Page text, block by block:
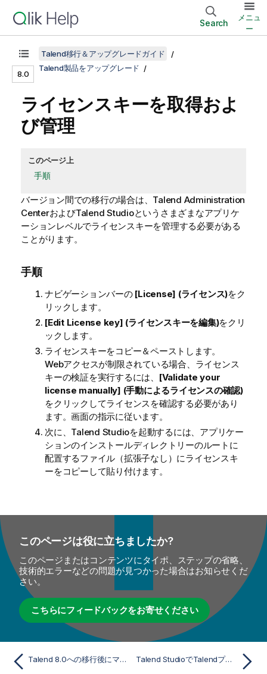
Search
メニュ
ー
8.0
Talend移行＆アップグレードガイド
Talend製品をアップグレード
ライセンスキーを取得およ
び管理
このページ上
手順
バージョン間での移行の場合は、 Talend Administration
CenterおよびTalend Studioというさまざまなアプリケ
ーションレベルでライセンスキーを管理する必要がある
ことがります。
手順
ナビゲーションバーの [License] (ライセンス)をク
リックします。
[Edit License key] (ライセンスキーを編集)をクリ
ックします。
ライセンスキーをコピー＆ペーストします。
Webアクセスが制限されている場合、ライセンス
キーの検証を実行するには、 [Validate your
license manually] (手動によるライセンスの確認)
をクリックしてライセンスを確認する必要があり
ます。画面の指示に従います。
次に、 Talend Studioを起動するには、アプリケー
ションのインストールディレクトリーのルートに
配置するファイル（拡張子なし）にライセンスキ
ーをコピーして貼り付けます。
このページは役に立ちましたか?
このページまたはコンテンツにタイポ、ステップの省略、
技術的エラーなどの問題が見つかった場合はお知らせくだ
さい。
こちらにフィードバックをお寄せください
Talend 8.0への移行後にマスターキーをローテーション化 Talend StudioでTalendプロジェクトをアップグレード